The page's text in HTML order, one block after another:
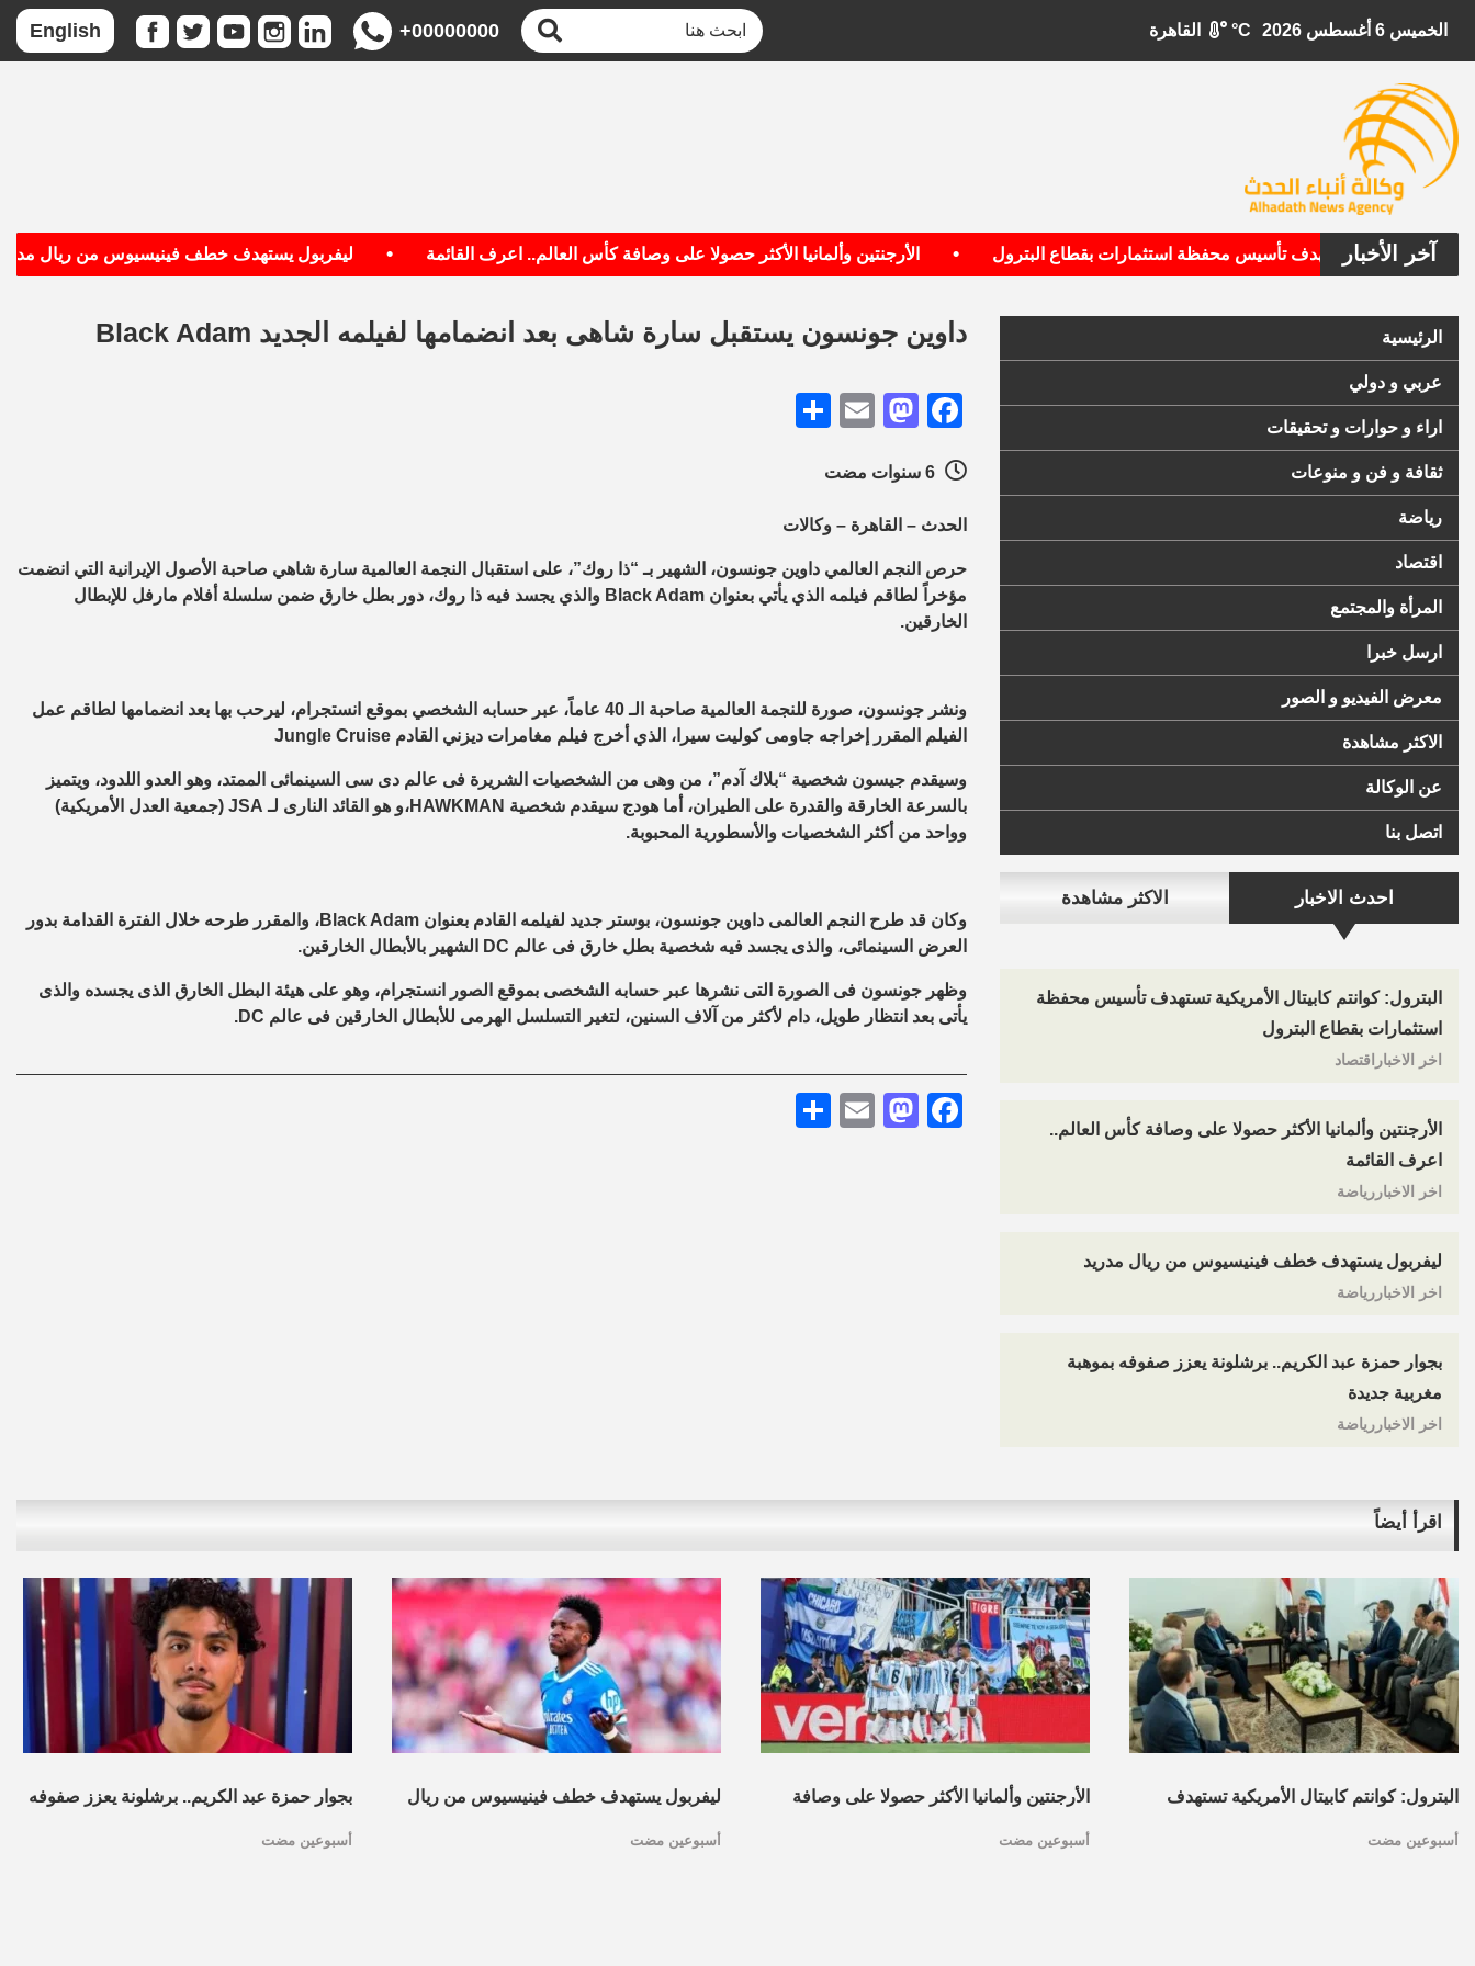
الخميس 6 أغسطس 2026 °C
+00000000
English
آخر الأخبار
الأمريكية تستهدف تأسيس محفظة استثمارات بقطاع البترول الأرجنتين وألمانيا الأكثر حصولا على وصافة كأس العالم.. اعرف القائمة ليفربول يستهدف خطف فينيسيوس من ريال مدريد
الرئيسية
عربي و دولي
اراء و حوارات و تحقيقات
ثقافة و فن و منوعات
رياضة
اقتصاد
المرأة والمجتمع
ارسل خبرا
معرض الفيديو و الصور
الاكثر مشاهدة
عن الوكالة
اتصل بنا
احدث الاخبار الاكثر مشاهدة
البترول: كوانتم كابيتال الأمريكية تستهدف تأسيس محفظة
استثمارات بقطاع البترول
اخر الاخباراقتصاد
الأرجنتين وألمانيا الأكثر حصولا على وصافة كأس العالم..
اعرف القائمة
اخر الاخباررياضة
ليفربول يستهدف خطف فينيسيوس من ريال مدريد
اخر الاخباررياضة
بجوار حمزة عبد الكريم.. برشلونة يعزز صفوفه بموهبة
مغربية جديدة
اخر الاخباررياضة
داوين جونسون يستقبل سارة شاهى بعد انضمامها لفيلمه الجديد Black Adam
Facebook
Mastodon
Email
الحدث – القاهرة – وكالات
حرص النجم العالمي داوين جونسون، الشهير بـ “ذا روك”، على استقبال النجمة العالمية سارة شاهي صاحبة الأصول الإيرانية التي انضمت
مؤخراً لطاقم فيلمه الذي يأتي بعنوان Black Adam والذي يجسد فيه ذا روك، دور بطل خارق ضمن سلسلة أفلام مارفل للإبطال
الخارقين.
ونشر جونسون، صورة للنجمة العالمية صاحبة الـ 40 عاماً، عبر حسابه الشخصي بموقع انستجرام، ليرحب بها بعد انضمامها لطاقم عمل
الفيلم المقرر إخراجه جاومى كوليت سيرا، الذي أخرج فيلم مغامرات ديزني القادم Jungle Cruise
وسيقدم جيسون شخصية “بلاك آدم”، من وهى من الشخصيات الشريرة فى عالم دى سى السينمائى الممتد، وهو العدو اللدود، ويتميز
بالسرعة الخارقة والقدرة على الطيران، أما هودج سيقدم شخصية HAWKMAN،و هو القائد النارى لـ JSA (جمعية العدل الأمريكية)
وواحد من أكثر الشخصيات والأسطورية المحبوبة.
وكان قد طرح النجم العالمى داوين جونسون، بوستر جديد لفيلمه القادم بعنوان Black Adam، والمقرر طرحه خلال الفترة القدامة بدور
العرض السينمائى، والذى يجسد فيه شخصية بطل خارق فى عالم DC الشهير بالأبطال الخارقين.
وظهر جونسون فى الصورة التى نشرها عبر حسابه الشخصى بموقع الصور انستجرام، وهو على هيئة البطل الخارق الذى يجسده والذى
يأتى بعد انتظار طويل، دام لأكثر من آلاف السنين، لتغير التسلسل الهرمى للأبطال الخارقين فى عالم DC.
Facebook
Mastodon
Email
اقرأ أيضاً
البترول: كوانتم كابيتال الأمريكية تستهدف
أسبوعين مضت
الأرجنتين وألمانيا الأكثر حصولا على وصافة
أسبوعين مضت
ليفربول يستهدف خطف فينيسيوس من ريال
أسبوعين مضت
بجوار حمزة عبد الكريم.. برشلونة يعزز صفوفه
أسبوعين مضت